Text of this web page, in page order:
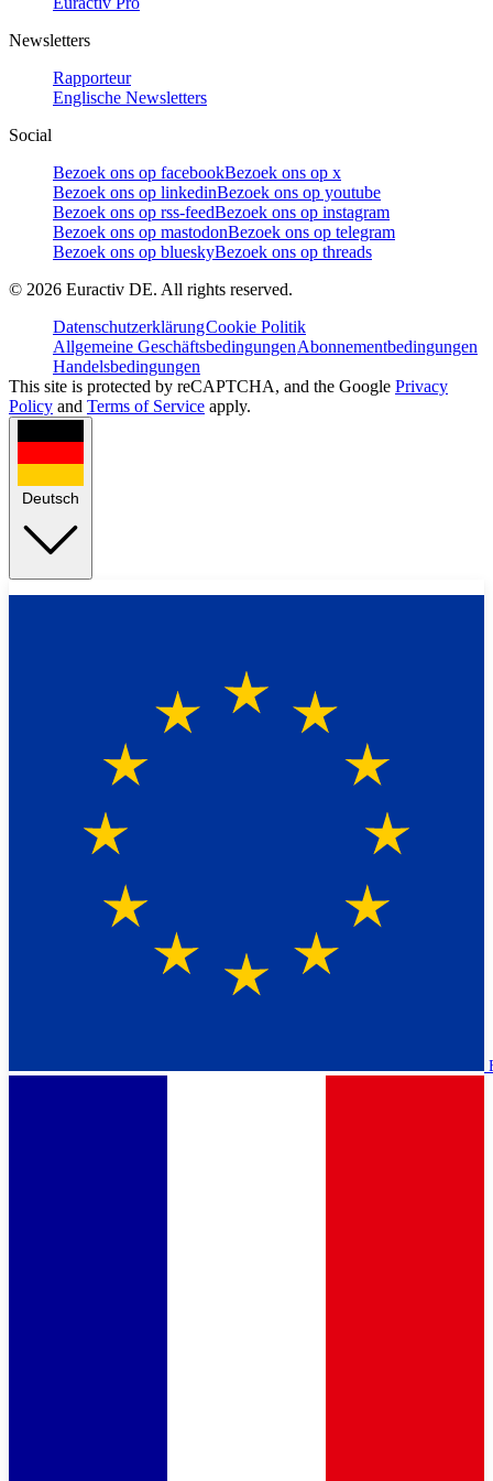
Newsletters
Rapporteur
Englische Newsletters
Social
Bezoek ons op facebookBezoek ons op x
Bezoek ons op linkedinBezoek ons op youtube
Bezoek ons op rss-feedBezoek ons op instagram
Bezoek ons op mastodonBezoek ons op telegram
Bezoek ons op blueskyBezoek ons op threads
© 2026 Euractiv DE. All rights reserved.
DatenschutzerklärungCookie Politik
Allgemeine GeschäftsbedingungenAbonnementbedingungen
Handelsbedingungen
This site is protected by reCAPTCHA, and the Google Privacy
Policy and Terms of Service apply.
Deutsch